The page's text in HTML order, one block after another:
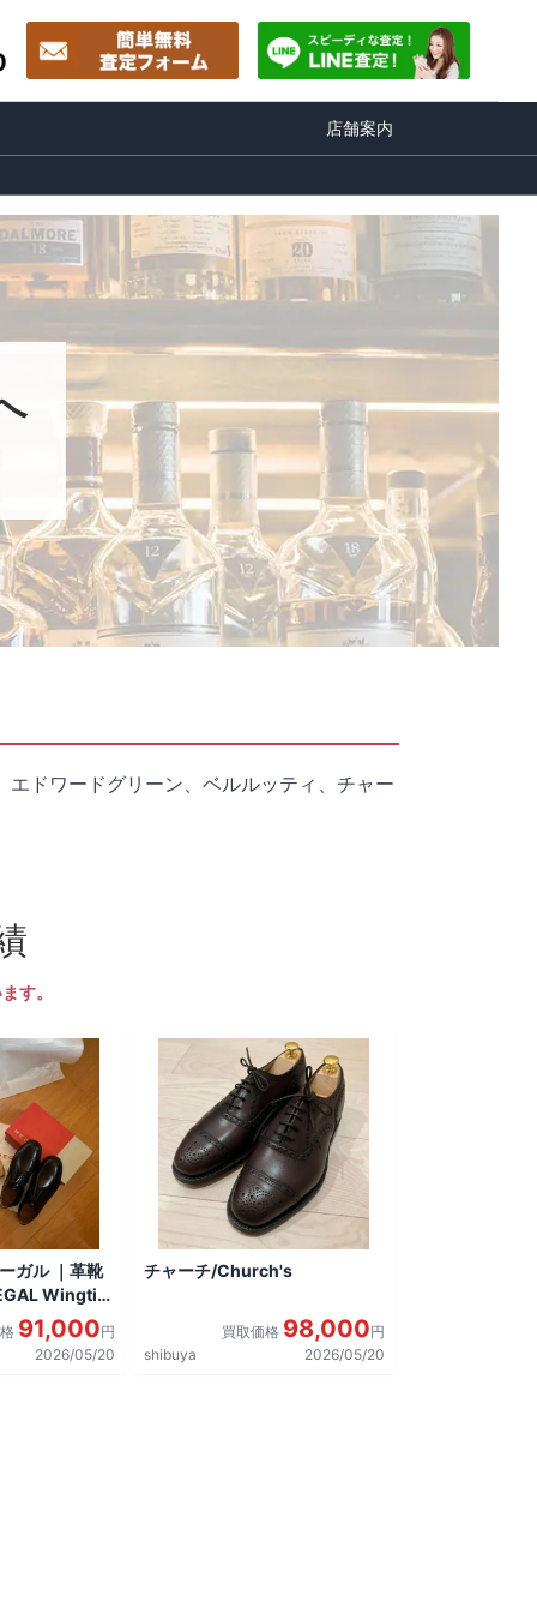
店舗案内
ドワードグリーン、ベルルッティ、チャー
す。
ガル ｜革靴
Wingtip
した。
91,000円
2026/05/20
チャーチ/Church's
買取価格 98,000円
shibuya
2026/05/20